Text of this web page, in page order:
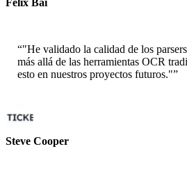
Felix Bai
“"He validado la calidad de los
más allá de las herramientas OCR
esto en nuestros proyectos futuros."”
Steve Cooper